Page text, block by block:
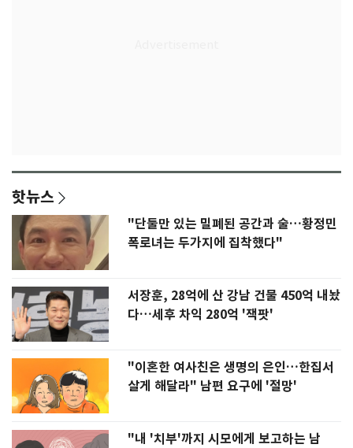
핫뉴스
"단둘만 있는 밀폐된 공간과 술…황정민
폭로녀는 두가지에 집착했다"
서장훈, 28억에 산 강남 건물 450억 내놨
다…세후 차익 280억 '잭팟'
"이혼한 여사친은 생명의 은인…한집서
살게 해달라" 남편 요구에 '절망'
"내 '치부'까지 시모에게 보고하는 남